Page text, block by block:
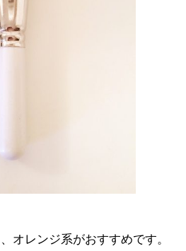
オレンジ系がおすすめです。